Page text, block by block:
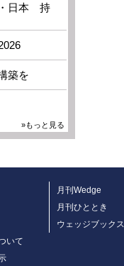
日本 持
築を
»もっと見る
いて
月刊Wedge
月刊ひととき
ウェッジブックス